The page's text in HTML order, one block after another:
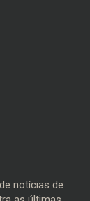
notícias de